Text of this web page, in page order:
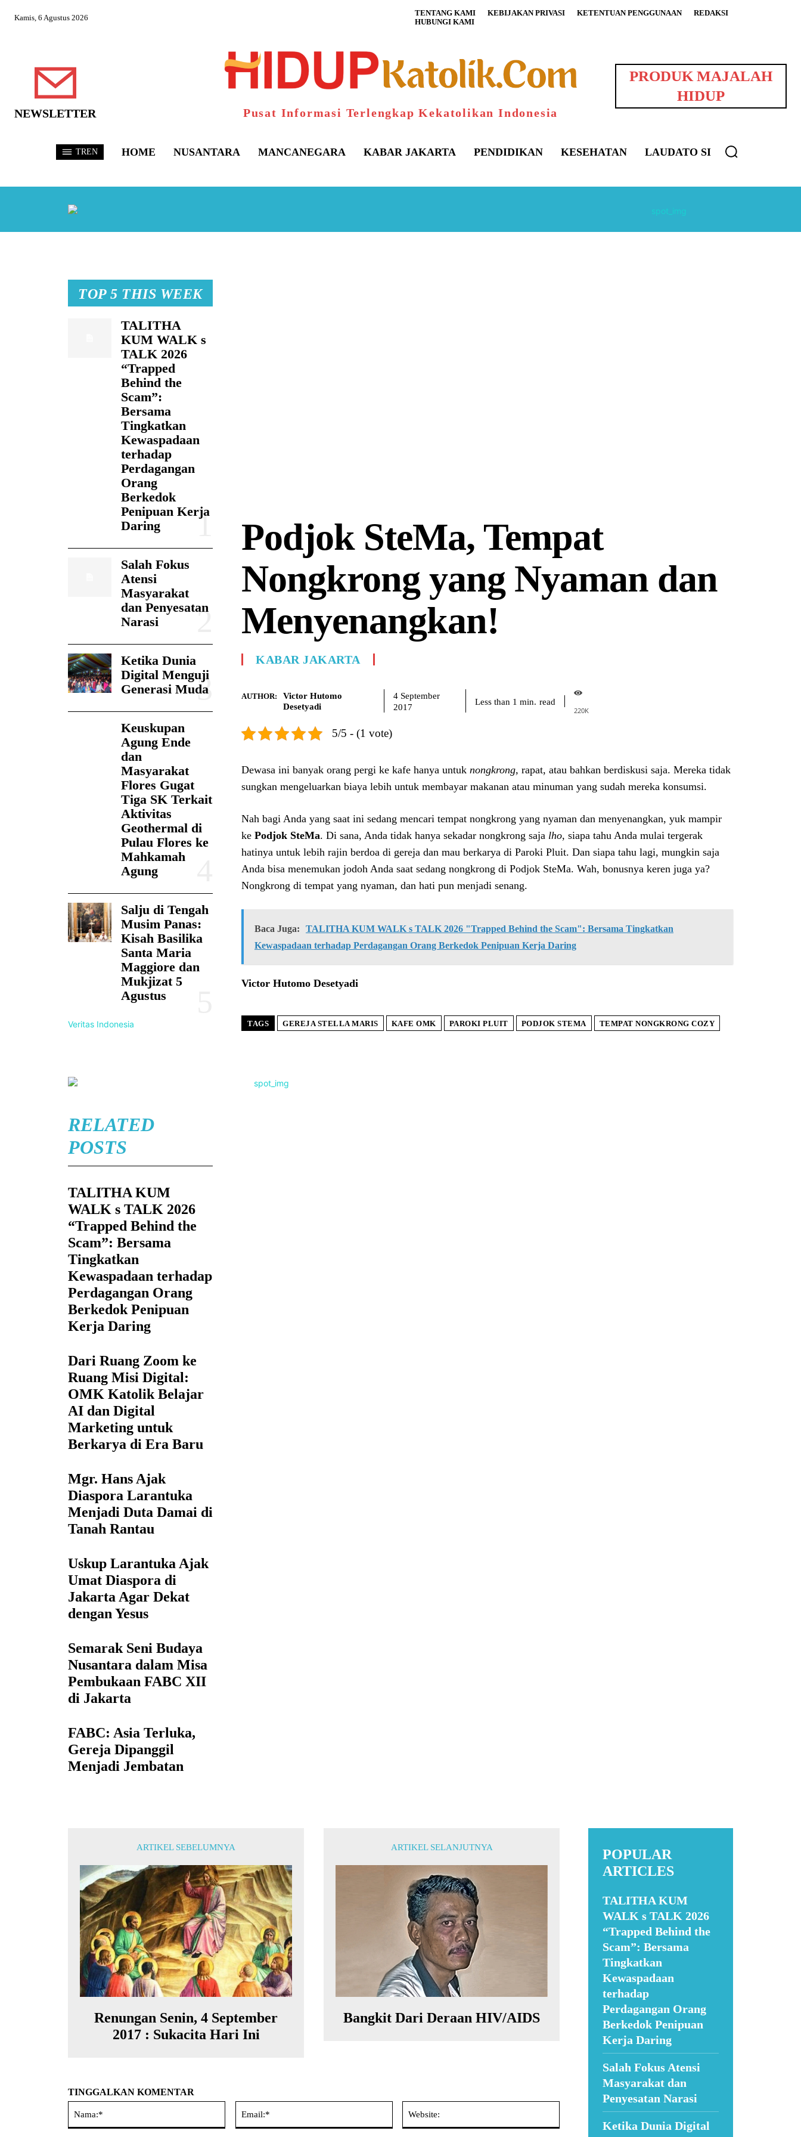
Kamis, 6 Agustus 2026 TENTANG KAMI KEBIJAKAN PRIVASI KETENTUAN PENGGUNAAN
REDAKSI
HUBUNGI KAMI
NEWSLETTER Pusat Informasi Terlengkap Kekatolikan Indonesia
PRODUK MAJALAH
HIDUP
TREN HOME NUSANTARA MANCANEGARA KABAR JAKARTA PENDIDIKAN KESEHATAN LAUDATO SI
TOP 5 THIS WEEK
TALITHA
KUM WALK s
TALK 2026
“Trapped
Behind the
Scam”:
Bersama
Tingkatkan
Kewaspadaan
terhadap
Perdagangan
Orang
Berkedok
Penipuan Kerja
Daring
Salah Fokus
Atensi
Masyarakat
dan Penyesatan
Narasi
Ketika Dunia
Digital Menguji
Generasi Muda
Keuskupan
Agung Ende
dan
Masyarakat
Flores Gugat
Tiga SK Terkait
Aktivitas
Geothermal di
Pulau Flores ke
Mahkamah
Agung
Salju di Tengah
Musim Panas:
Kisah Basilika
Santa Maria
Maggiore dan
Mukjizat 5
Agustus
Veritas Indonesia
RELATED
POSTS
TALITHA KUM
WALK s TALK 2026
“Trapped Behind the
Scam”: Bersama
Tingkatkan
Kewaspadaan terhadap
Perdagangan Orang
Berkedok Penipuan
Kerja Daring
Dari Ruang Zoom ke
Ruang Misi Digital:
OMK Katolik Belajar
AI dan Digital
Marketing untuk
Berkarya di Era Baru
Mgr. Hans Ajak
Diaspora Larantuka
Menjadi Duta Damai di
Tanah Rantau
Uskup Larantuka Ajak
Umat Diaspora di
Jakarta Agar Dekat
dengan Yesus
Semarak Seni Budaya
Nusantara dalam Misa
Pembukaan FABC XII
di Jakarta
FABC: Asia Terluka,
Gereja Dipanggil
Menjadi Jembatan
Podjok SteMa, Tempat
Nongkrong yang Nyaman dan
Menyenangkan!
KABAR JAKARTA
AUTHOR:
Victor Hutomo
Desetyadi
4 September
2017
Less than 1 min. read
220K
5/5 - (1 vote)
Dewasa ini banyak orang pergi ke kafe hanya untuk nongkrong, rapat, atau bahkan berdiskusi saja. Mereka tidak
sungkan mengeluarkan biaya lebih untuk membayar makanan atau minuman yang sudah mereka konsumsi.
Nah bagi Anda yang saat ini sedang mencari tempat nongkrong yang nyaman dan menyenangkan, yuk mampir
ke Podjok SteMa. Di sana, Anda tidak hanya sekadar nongkrong saja lho, siapa tahu Anda mulai tergerak
hatinya untuk lebih rajin berdoa di gereja dan mau berkarya di Paroki Pluit. Dan siapa tahu lagi, mungkin saja
Anda bisa menemukan jodoh Anda saat sedang nongkrong di Podjok SteMa. Wah, bonusnya keren juga ya?
Nongkrong di tempat yang nyaman, dan hati pun menjadi senang.
Baca Juga:
TALITHA KUM WALK s TALK 2026 "Trapped Behind the Scam": Bersama Tingkatkan
Kewaspadaan terhadap Perdagangan Orang Berkedok Penipuan Kerja Daring
Victor Hutomo Desetyadi
TAGS GEREJA STELLA MARIS KAFE OMK PAROKI PLUIT PODJOK STEMA TEMPAT NONGKRONG COZY
ARTIKEL SEBELUMNYA
Renungan Senin, 4 September
2017 : Sukacita Hari Ini
ARTIKEL SELANJUTNYA
Bangkit Dari Deraan HIV/AIDS
TINGGALKAN KOMENTAR
POPULAR
ARTICLES
TALITHA KUM
WALK s TALK 2026
“Trapped Behind the
Scam”: Bersama
Tingkatkan
Kewaspadaan
terhadap
Perdagangan Orang
Berkedok Penipuan
Kerja Daring
Salah Fokus Atensi
Masyarakat dan
Penyesatan Narasi
Ketika Dunia Digital